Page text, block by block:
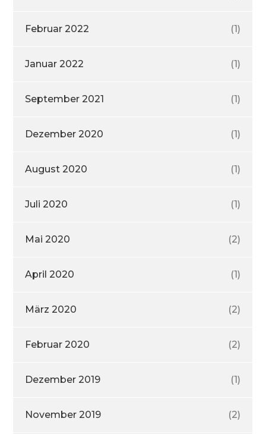
Februar 2022 (1)
Januar 2022 (1)
September 2021 (1)
Dezember 2020 (1)
August 2020 (1)
Juli 2020 (1)
Mai 2020 (2)
April 2020 (1)
März 2020 (2)
Februar 2020 (2)
Dezember 2019 (1)
November 2019 (2)